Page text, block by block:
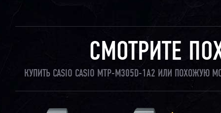
СМОТРИТЕ
КУПИТЬ CASIO CASIO MTP-M305D-1A2 ИЛИ ПОХОЖУЮ